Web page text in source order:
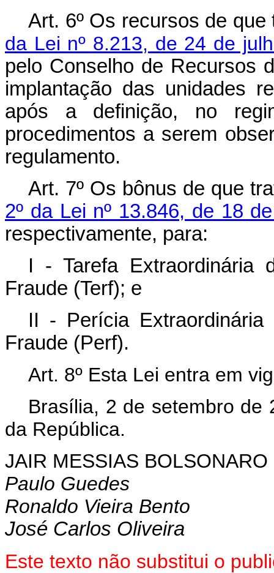
Art. 6º Os recursos de
da Lei nº 8.213, de 24 de
pelo Conselho de Recursos
implantação das unidades
após a definição, no
procedimentos a serem
regulamento.
Art. 7º Os bônus de que
2º da Lei nº 13.846, de 18
respectivamente, para:
I - Tarefa Extraordinária
Fraude (Terf); e
II - Perícia
Fraude (Perf).
Art. 8º Esta Lei entra em
Brasília, 2 de setembro de
da República.
JAIR MESSIAS BOLSONARO
Paulo Guedes
Ronaldo Vieira Bento
José Carlos Oliveira
Este texto não substitui o